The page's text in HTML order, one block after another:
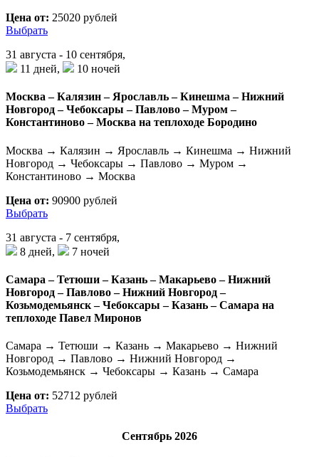
Цена от: 25020 рублей
Выбрать
31 августа - 10 сентября,
11 дней,
10 ночей
Москва – Калязин – Ярославль – Кинешма – Нижний
Новгород – Чебоксары – Павлово – Муром –
Константиново – Москва на теплоходе Бородино
Москва → Калязин → Ярославль → Кинешма → Нижний
Новгород → Чебоксары → Павлово → Муром →
Константиново → Москва
Цена от: 90900 рублей
Выбрать
31 августа - 7 сентября,
8 дней,
7 ночей
Самара – Тетюши – Казань – Макарьево – Нижний
Новгород – Павлово – Нижний Новгород –
Козьмодемьянск – Чебоксары – Казань – Самара на
теплоходе Павел Миронов
Самара → Тетюши → Казань → Макарьево → Нижний
Новгород → Павлово → Нижний Новгород →
Козьмодемьянск → Чебоксары → Казань → Самара
Цена от: 52712 рублей
Выбрать
Сентябрь 2026